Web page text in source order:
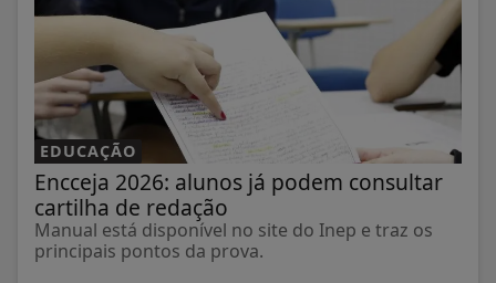
EDUCAÇÃO
Encceja 2026: alunos já podem consultar
cartilha de redação
Manual está disponível no site do Inep e traz os
principais pontos da prova.